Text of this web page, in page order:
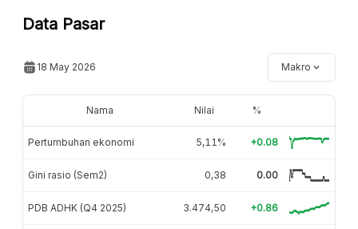
Data Pasar
18 May 2026 Makro
Nama Nilai %
Pertumbuhan ekonomi 5,11% +0.08
Gini rasio (Sem2) 0,38 0.00
PDB ADHK (Q4 2025) 3.474,50 +0.86